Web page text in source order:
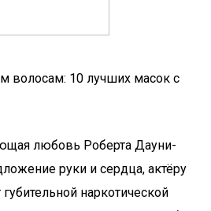
волосам: 10 лучших масок с
любовь Роберта Дауни-
руки и сердца, актёру
наркотической